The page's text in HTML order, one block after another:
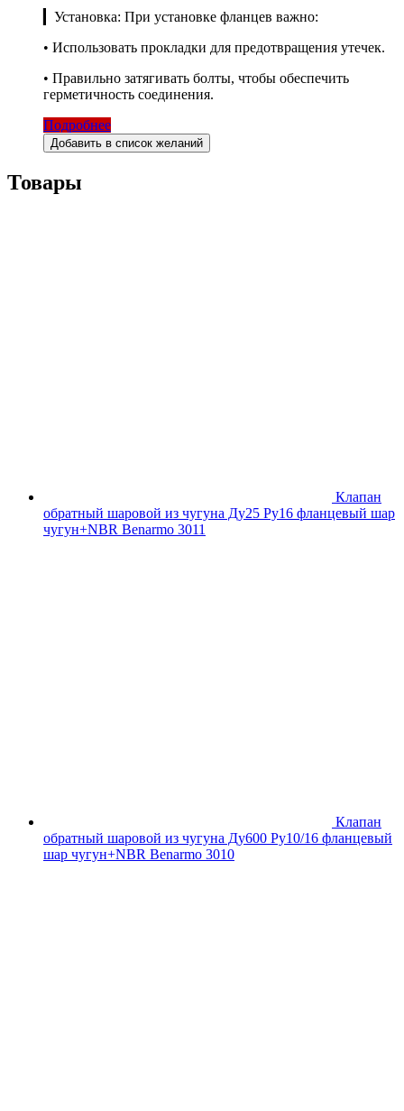
▎Установка: При установке фланцев важно:
• Использовать прокладки для предотвращения утечек.
• Правильно затягивать болты, чтобы обеспечить
герметичность соединения.
Подробнее
Добавить в список желаний
Товары
Клапан
обратный шаровой из чугуна Ду25 Ру16 фланцевый шар
чугун+NBR Benarmo 3011
Клапан
обратный шаровой из чугуна Ду600 Ру10/16 фланцевый
шар чугун+NBR Benarmo 3010